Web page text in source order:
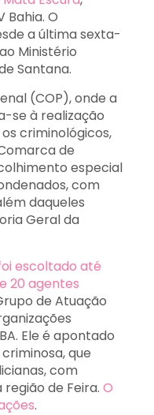
Bahia. O
a última sexta-
Ministério
Santana.
(COP), onde a
se à realização
criminológicos,
de
especial
com
daqueles
Geral da
escoltado até
20 agentes
de Atuação
Ele é apontado
que
com
de Feira. O
.